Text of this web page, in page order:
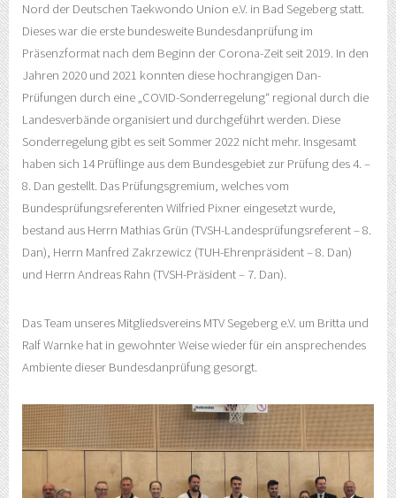
Nord der Deutschen Taekwondo Union e.V. in Bad Segeberg statt.
Dieses war die erste bundesweite Bundesdanprüfung im
Präsenzformat nach dem Beginn der Corona-Zeit seit 2019. In den
Jahren 2020 und 2021 konnten diese hochrangigen Dan-
Prüfungen durch eine „COVID-Sonderregelung“ regional durch die
Landesverbände organisiert und durchgeführt werden. Diese
Sonderregelung gibt es seit Sommer 2022 nicht mehr. Insgesamt
haben sich 14 Prüflinge aus dem Bundesgebiet zur Prüfung des 4. –
8. Dan gestellt. Das Prüfungsgremium, welches vom
Bundesprüfungsreferenten Wilfried Pixner eingesetzt wurde,
bestand aus Herrn Mathias Grün (TVSH-Landesprüfungsreferent – 8.
Dan), Herrn Manfred Zakrzewicz (TUH-Ehrenpräsident – 8. Dan)
und Herrn Andreas Rahn (TVSH-Präsident – 7. Dan).
Das Team unseres Mitgliedsvereins MTV Segeberg e.V. um Britta und
Ralf Warnke hat in gewohnter Weise wieder für ein ansprechendes
Ambiente dieser Bundesdanprüfung gesorgt.